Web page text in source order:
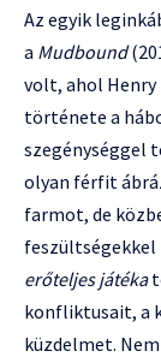
Az egyik
a Mudbound
volt, ahol
története a
szegénységgel
olyan férfit
farmot, de
feszültségekkel
erőteljes játéka
konfliktusait, a
küzdelmet.